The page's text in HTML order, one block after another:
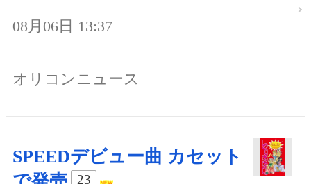
08月06日 13:37
オリコンニュース
SPEEDデビュー曲 カセット
23